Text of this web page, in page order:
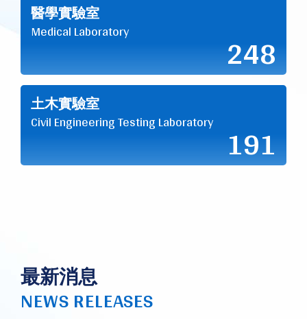
醫學實驗室
Medical Laboratory 248
土木實驗室
Civil Engineering Testing Laboratory 191
最新消息
NEWS RELEASES